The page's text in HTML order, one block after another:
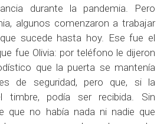
durante la pandemia. Pero
algunos comenzaron a trabajar
sucede hasta hoy. Ese fue el
fue Olivia: por teléfono le dijeron
que la puerta se mantenía
de seguridad, pero que, si la
timbre, podía ser recibida. Sin
que no había nada ni nadie que